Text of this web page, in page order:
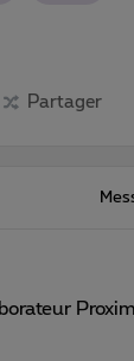
Partager